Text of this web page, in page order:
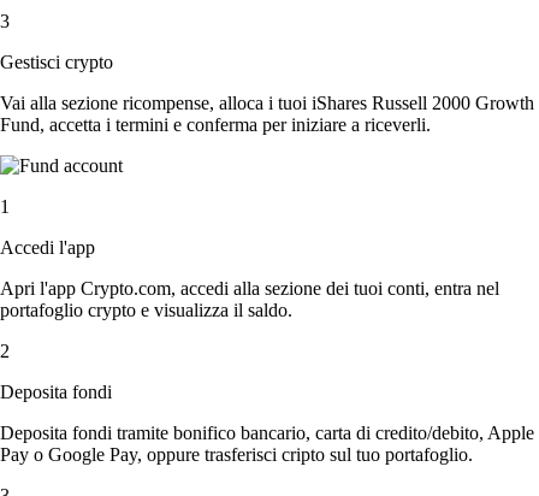
3
Gestisci crypto
Vai alla sezione ricompense, alloca i tuoi iShares Russell 2000 Growth
Fund, accetta i termini e conferma per iniziare a riceverli.
1
Accedi l'app
Apri l'app Crypto.com, accedi alla sezione dei tuoi conti, entra nel
portafoglio crypto e visualizza il saldo.
2
Deposita fondi
Deposita fondi tramite bonifico bancario, carta di credito/debito, Apple
Pay o Google Pay, oppure trasferisci cripto sul tuo portafoglio.